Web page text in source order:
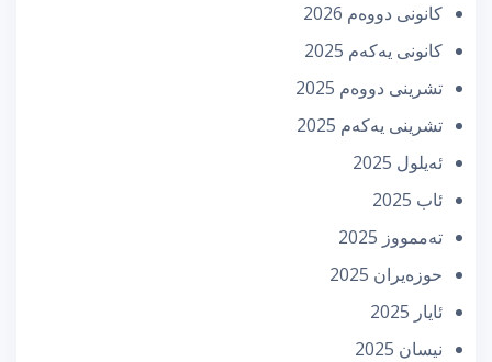
كانونی دووه‌م 2026
كانونی یه‌كه‌م 2025
تشرینی دووه‌م 2025
تشرینی یه‌كه‌م 2025
ئه‌یلول 2025
ئاب 2025
تەممووز 2025
حوزه‌یران 2025
ئایار 2025
نیسان 2025